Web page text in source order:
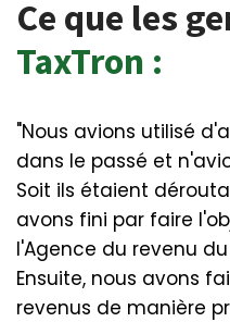
Ce que les
TaxTron :
"Nous avions utilisé
dans le passé et
Soit ils étaient
avons fini par faire
l'Agence du revenu
Ensuite, nous avons
revenus de manière